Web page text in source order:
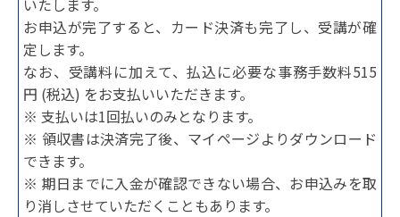
お申込が完了すると、カード決済も完了し、受講が確
定します。
なお、受講料に加えて、払込に必要な事務手数料515
円 (税込) をお支払いいただきます。
※ 支払いは1回払いのみとなります。
※ 領収書は決済完了後、マイページよりダウンロード
できます。
※ 期日までに入金が確認できない場合、お申込みを取
り消しさせていただくこともあります。